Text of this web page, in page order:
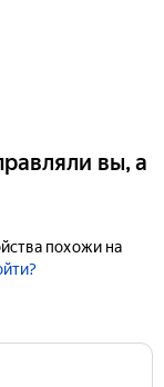
вы, а
похожи на